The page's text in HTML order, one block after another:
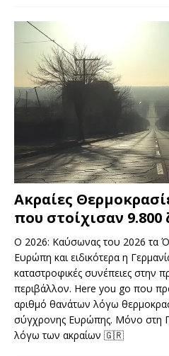
Ακραίες
που στοίχισαν 9.800
Ο 2026: Καύσωνας του 2026 τα
Ευρώπη και ειδικότερα η
καταστροφικές συνέπειες στην
περιβάλλον. Here you go που
αριθμό θανάτων λόγω
σύγχρονης Ευρώπης. Μόνο στη
λόγω των ακραίων 🇬🇷